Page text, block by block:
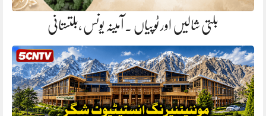
بلتی شالیں اور ٹوپیاں . آمینہ یونس ،بلتستانی